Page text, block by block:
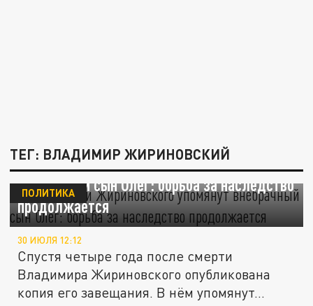
ТЕГ: ВЛАДИМИР ЖИРИНОВСКИЙ
В завещании Жириновского упомянут
внебрачный сын Олег: борьба за наследство
продолжается
ПОЛИТИКА
30 ИЮЛЯ 12:12
Спустя четыре года после смерти
Владимира Жириновского опубликована
копия его завещания. В нём упомянут...